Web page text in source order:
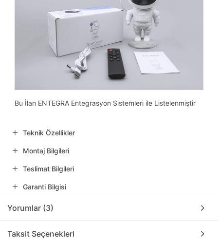
Bu İlan ENTEGRA Entegrasyon Sistemleri ile Listelenmiştir
Teknik Özellikler
Montaj Bilgileri
Teslimat Bilgileri
Garanti Bilgisi
Yorumlar (3)
Taksit Seçenekleri